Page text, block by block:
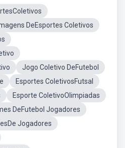
DeEsportes Coletivos
Jogo Coletivo DeFutebol
Esportes ColetivosFutsal
Esporte ColetivoOlimpiadas
DeFutebol Jogadores
Jogadores